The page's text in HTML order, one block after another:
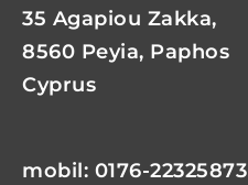
35 Agapiou Zakka,
8560 Peyia, Paphos
Cyprus
mobil: 0176-22325873